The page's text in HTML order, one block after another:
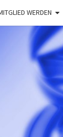
WERDEN